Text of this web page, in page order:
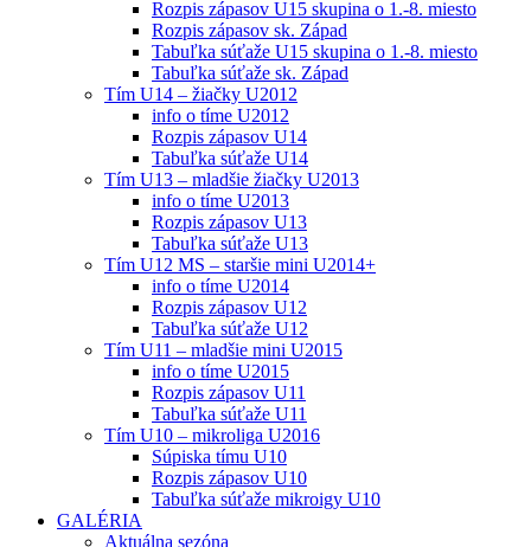
Rozpis zápasov U15 skupina o 1.-8. miesto
Rozpis zápasov sk. Západ
Tabuľka súťaže U15 skupina o 1.-8. miesto
Tabuľka súťaže sk. Západ
Tím U14 – žiačky U2012
info o tíme U2012
Rozpis zápasov U14
Tabuľka súťaže U14
Tím U13 – mladšie žiačky U2013
info o tíme U2013
Rozpis zápasov U13
Tabuľka súťaže U13
Tím U12 MS – staršie mini U2014+
info o tíme U2014
Rozpis zápasov U12
Tabuľka súťaže U12
Tím U11 – mladšie mini U2015
info o tíme U2015
Rozpis zápasov U11
Tabuľka súťaže U11
Tím U10 – mikroliga U2016
Súpiska tímu U10
Rozpis zápasov U10
Tabuľka súťaže mikroigy U10
GALÉRIA
Aktuálna sezóna